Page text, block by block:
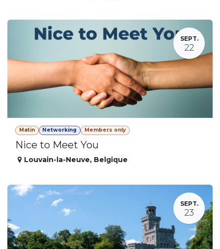
SEPT.
22
Matin Networking Members only
Nice to Meet You
Louvain-la-Neuve, Belgique
SEPT.
23